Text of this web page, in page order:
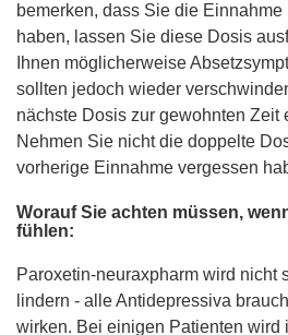
bemerken, dass Sie die
haben, lassen Sie diese Dosis
Ihnen möglicherweise
sollten jedoch wieder
nächste Dosis zur gewohnten Zeit
Nehmen Sie nicht die doppelte
vorherige Einnahme vergessen
Worauf Sie achten müssen,
fühlen:
Paroxetin-neuraxpharm wird nicht
lindern - alle Antidepressiva
wirken. Bei einigen Patienten wird